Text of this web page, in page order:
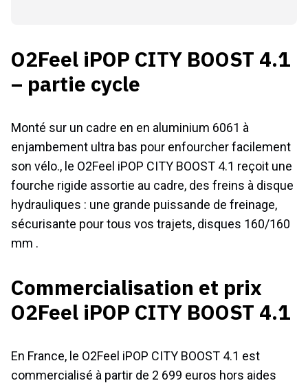
O2Feel iPOP CITY BOOST 4.1
– partie cycle
Monté sur un cadre en en aluminium 6061 à
enjambement ultra bas pour enfourcher facilement
son vélo., le O2Feel iPOP CITY BOOST 4.1 reçoit une
fourche rigide assortie au cadre, des freins à disque
hydrauliques : une grande puissande de freinage,
sécurisante pour tous vos trajets, disques 160/160
mm .
Commercialisation et prix
O2Feel iPOP CITY BOOST 4.1
En France, le O2Feel iPOP CITY BOOST 4.1 est
commercialisé à partir de 2 699 euros hors aides